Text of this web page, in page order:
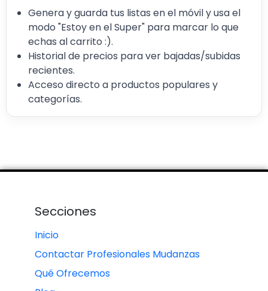
Genera y guarda tus listas en el móvil y usa el
modo "Estoy en el Super" para marcar lo que
echas al carrito :).
Historial de precios para ver bajadas/subidas
recientes.
Acceso directo a productos populares y
categorías.
Secciones
Inicio
Contactar Profesionales Mudanzas
Qué Ofrecemos